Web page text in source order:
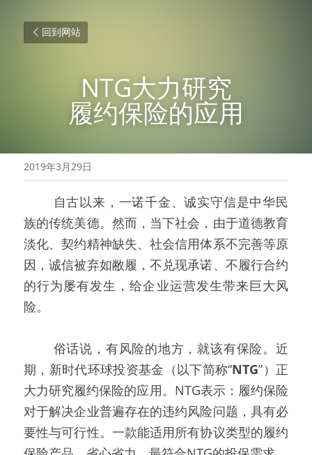
回到网站
NTG大力研究
履约保险的应用
2019年3月29日
自古以来，一诺千金、诚实守信是中华民
族的传统美德。然而，当下社会，由于道德教育
淡化、契约精神缺失、社会信用体系不完善等原
因，诚信被弃如敝履，不兑现承诺、不履行合约
的行为屡有发生，给企业运营发生带来巨大风
险。
俗话说，有风险的地方，就该有保险。近
期，新时代环球投资基金（以下简称“NTG”）正
大力研究履约保险的应用。NTG表示：履约保险
对于解决企业普遍存在的违约风险问题，具有必
要性与可行性。一款能适用所有协议类型的履约